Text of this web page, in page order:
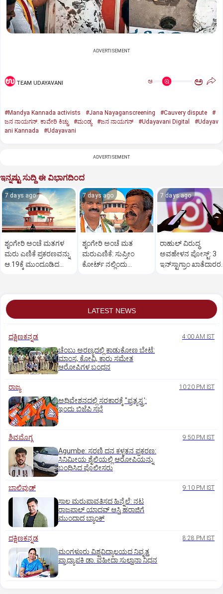
ADVERTISEMENT
TEAM UDAYAVANI ಅ ಅ
#Mandya Kannada activists #Jana Nayaganscreening #Cauvery dispute
#
ಜನ ನಾಯಗನ್.‌ ಕಾವೇರಿ ಕಿಚ್ಚು
#ಮಂಡ್ಯ #ಜನ ನಾಯಗನ್‌ #Udayavani Digital
#Udayav
ani Kannada
#Udayavani
ADVERTISEMENT
ಇನ್ನಷ್ಟು ಸುದ್ದಿ ಈ ವಿಭಾಗದಿಂದ
7 days ago
ಶೃಂಗೇರಿ ಅಂಚೆ ಮತಗಳ
ಮರು ಎಣಿಕೆ ಪ್ರಕರಣವನ್ನು
ಆ.19ಕ್ಕೆ ಮುಂದೂಡಿದ
7 days ago
ಶೃಂಗೇರಿ ಅಂಚೆ ಮತ
ಮರುಎಣಿಕೆ: ಸುಪ್ರೀಂ
ಕೋರ್ಟ್‌ ನಲ್ಲಿಂದು
7 days ago
ರಾಹುಲ್‌ ವಿರುದ್ಧ
ಅವಹೇಳನ ಪೋಸ್ಟ್‌: 3
ಇನ್‌ಸ್ಟಾಗ್ರಾಂ ಖಾತೆದಾರರ
LATEST NEWS
ದಕ್ಷಿಣಕನ್ನಡ 4:00 AM IST
ಚೆಂಬು ಅರಣ್ಯದಲ್ಲಿ ಕಾಡುಕೋಣ ಬೇಟೆ:
ಮಾಂಸ, ಕೋವಿ, ಕಾರು ಸಮೇತ
ಆರೋಪಿಗಳ ಬಂಧನ
ರಾಜ್ಯ 10:20 PM IST
ಅಧಿವೇಶನದಲ್ಲಿ ಸರಕಾರಕ್ಕೆ "ಪ್ರತ್ಯಸ್ತ್ರ':
ಇಂದು ಬಿಜೆಪಿ ಸಭೆ
ಶಿವಮೊಗ್ಗ 9:50 PM IST
Agumbe: ಸರಣಿ ದನ ಕಳ್ಳತನ ಪ್ರಕರಣ:
ಸಿನಿಮೀಯ ಶೈಲಿಯಲ್ಲಿ ಆರೋಪಿಯನ್ನು
ಬಂಧಿಸಿದ ಪೊಲೀಸರು
ಬಾಲಿವುಡ್‌ 9:10 PM IST
ಸಾಲ ಮರುಪಾವತಿಸದ ಹಿನ್ನೆಲೆ: ನಟ
ರಾಜಪಾಲ್ ಯಾದವ್‌ ಆಸ್ತಿ ಹರಾಜಿಗೆ
ಮುಂದಾದ ಬ್ಯಾಂಕ್
ದಕ್ಷಿಣಕನ್ನಡ 8:28 PM IST
ಮಂಗಳೂರು ವಿಶ್ವವಿದ್ಯಾಲಯದ ನಿವೃತ್ತ
ಪ್ರಾಧ್ಯಾಪಕಿ ಡಾ. ವಹೀದಾ ಸುಲ್ತಾನಾ ನಿಧನ